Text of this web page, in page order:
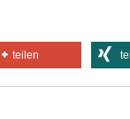
teilen